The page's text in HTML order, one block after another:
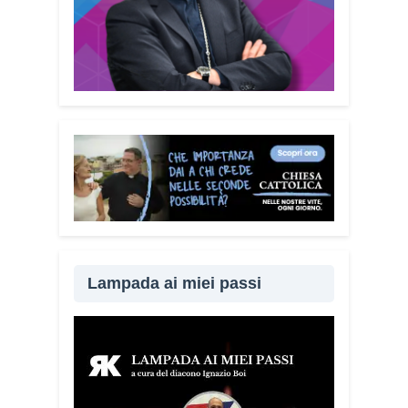
caregiver?È fondamentale. Questa
guida può essere tenuta in casa e
condivisa con i propri familiari. La
prevenzione passa anche attraverso il
differenza.Lei sta portando questo
progetto anche nei territori.
Sì, sto
incontrando tante comunità in tutta Italia.
Ringrazio i comuni, le prefetture e le
ad aderire c’è il Comune di Elmas.
un concetto: non bisogna avere paura di
denunciare o segnalare anche un
semplice tentativo di truffa. Ogni
segnalazione permette alle forze
Lampada ai miei passi